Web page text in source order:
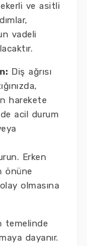
ve asitli
vadeli
Diş ağrısı
harekete
acil durum
Erken
önüne
olmasına
temelinde
dayanır.